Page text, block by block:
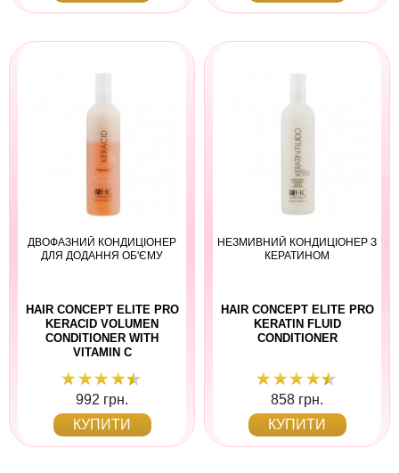
ДВОФАЗНИЙ КОНДИЦІОНЕР
ДЛЯ ДОДАННЯ ОБ'ЄМУ
HAIR CONCEPT ELITE PRO
KERACID VOLUMEN
CONDITIONER WITH
VITAMIN C
992 грн.
КУПИТИ
НЕЗМИВНИЙ КОНДИЦІОНЕР З
КЕРАТИНОМ
HAIR CONCEPT ELITE PRO
KERATIN FLUID
CONDITIONER
858 грн.
КУПИТИ